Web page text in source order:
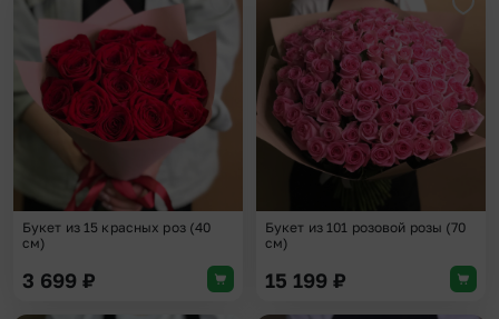
Добавить в избранное
Букет из 15 красных роз (40
см)
3 699 ₽
Букет из 101 розовой розы (70
см)
15 199 ₽